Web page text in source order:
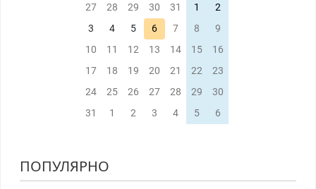
27
28 29 30 31 1
2
3
4 5 6 7 8
9
10
11 12 13 14 15
16
17
18 19 20 21 22
23
24
25 26 27 28 29
30
31
1 2 3 4 5 6
ПОПУЛЯРНО